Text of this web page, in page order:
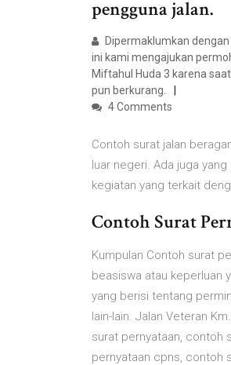
pengguna jalan.
Dipermaklumkan
ini kami mengajukan
Miftahul Huda 3 karena
pun berkurang.
4 Comments
Contoh surat jalan
luar negeri. Ada juga
kegiatan yang terkait
Contoh Surat
Kumpulan Contoh surat
beasiswa atau keperluan
yang berisi tentang
lain-lain. Jalan Veteran
surat pernyataan, contoh
pernyataan cpns, contoh